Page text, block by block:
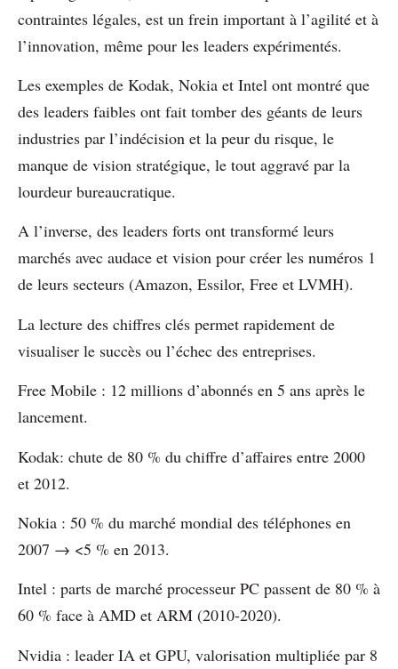
contraintes légales, est un frein important à l’agilité et à
l’innovation, même pour les leaders expérimentés.
Les exemples de Kodak, Nokia et Intel ont montré que
des leaders faibles ont fait tomber des géants de leurs
industries par l’indécision et la peur du risque, le
manque de vision stratégique, le tout aggravé par la
lourdeur bureaucratique.
A l’inverse, des leaders forts ont transformé leurs
marchés avec audace et vision pour créer les numéros 1
de leurs secteurs (Amazon, Essilor, Free et LVMH).
La lecture des chiffres clés permet rapidement de
visualiser le succès ou l’échec des entreprises.
Free Mobile : 12 millions d’abonnés en 5 ans après le
lancement.
Kodak: chute de 80 % du chiffre d’affaires entre 2000
et 2012.
Nokia : 50 % du marché mondial des téléphones en
2007 → <5 % en 2013.
Intel : parts de marché processeur PC passent de 80 % à
60 % face à AMD et ARM (2010-2020).
Nvidia : leader IA et GPU, valorisation multipliée par 8